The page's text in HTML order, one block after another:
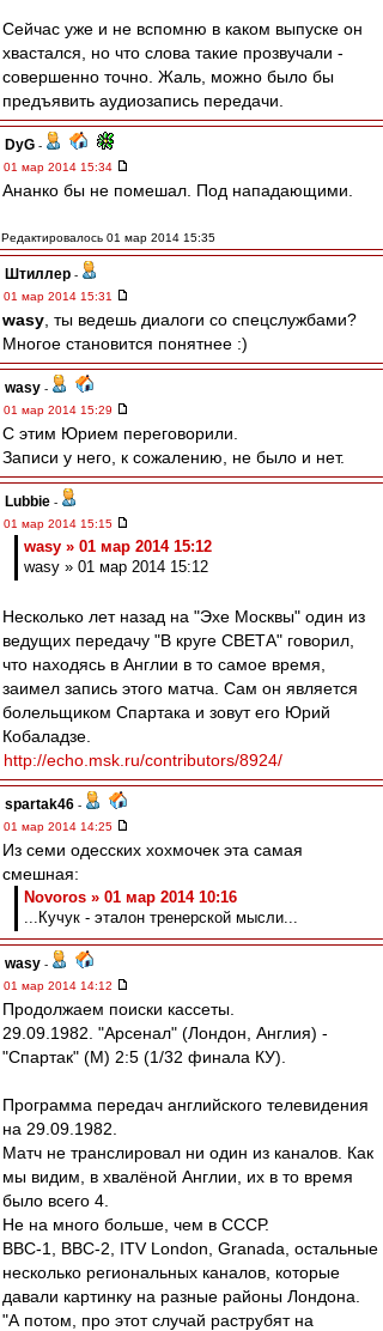
Сейчас уже и не вспомню в каком выпуске он
хвастался, но что слова такие прозвучали -
совершенно точно. Жаль, можно было бы
предъявить аудиозапись передачи.
DyG -
01 мар 2014 15:34
Ананко бы не помешал. Под нападающими.
Редактировалось 01 мар 2014 15:35
Штиллер -
01 мар 2014 15:31
wasy , ты ведешь диалоги со спецслужбами?
Многое становится понятнее :)
wasy -
01 мар 2014 15:29
С этим Юрием переговорили.
Записи у него, к сожалению, не было и нет.
Lubbie -
01 мар 2014 15:15
wasy » 01 мар 2014 15:12
wasy » 01 мар 2014 15:12
Несколько лет назад на "Эхе Москвы" один из
ведущих передачу "В круге СВЕТА" говорил,
что находясь в Англии в то самое время,
заимел запись этого матча. Сам он является
болельщиком Спартака и зовут его Юрий
Кобаладзе.
http://echo.msk.ru/contributors/8924/
spartak46 -
01 мар 2014 14:25
Из семи одесских хохмочек эта самая
смешная:
Novoros » 01 мар 2014 10:16
...Кучук - эталон тренерской мысли...
wasy -
01 мар 2014 14:12
Продолжаем поиски кассеты.
29.09.1982. "Арсенал" (Лондон, Англия) -
"Спартак" (М) 2:5 (1/32 финала КУ).
Программа передач английского телевидения
на 29.09.1982.
Матч не транслировал ни один из каналов. Как
мы видим, в хвалёной Англии, их в то время
было всего 4.
Не на много больше, чем в СССР.
BBC-1, BBC-2, ITV London, Granada, остальные
несколько региональных каналов, которые
давали картинку на разные районы Лондона.
"А потом, про этот случай раструбят на